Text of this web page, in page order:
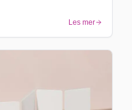
Les mer